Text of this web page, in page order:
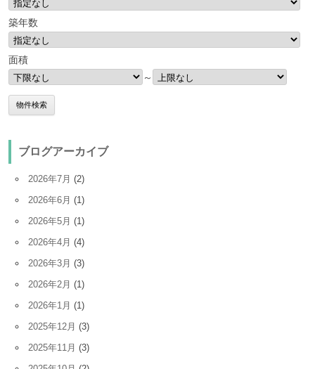
築年数
面積
～
ブログアーカイブ
2026年7月 (2)
2026年6月 (1)
2026年5月 (1)
2026年4月 (4)
2026年3月 (3)
2026年2月 (1)
2026年1月 (1)
2025年12月 (3)
2025年11月 (3)